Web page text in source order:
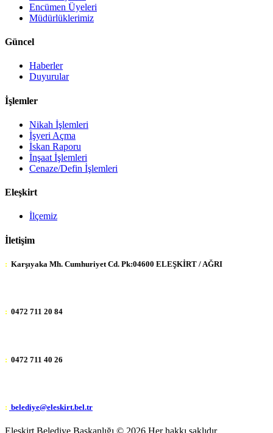
Encümen Üyeleri
Müdürlüklerimiz
Güncel
Haberler
Duyurular
İşlemler
Nikah İşlemleri
İşyeri Açma
İskan Raporu
İnşaat İşlemleri
Cenaze/Defin İşlemleri
Eleşkirt
İlçemiz
İletişim
: Karşıyaka Mh. Cumhuriyet Cd. Pk:04600 ELEŞKİRT / AĞRI
: 0472 711 20 84
: 0472 711 40 26
: belediye@eleskirt.bel.tr
Eleşkirt Belediye Başkanlığı © 2026 Her hakkı saklıdır.